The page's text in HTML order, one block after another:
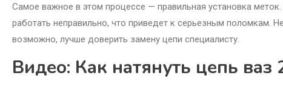
Самое важное в этом процессе — правильная установка
работать неправильно, что приведет к серьезным поломкам.
возможно, лучше доверить замену цепи специалисту.
Видео: Как натянуть цепь